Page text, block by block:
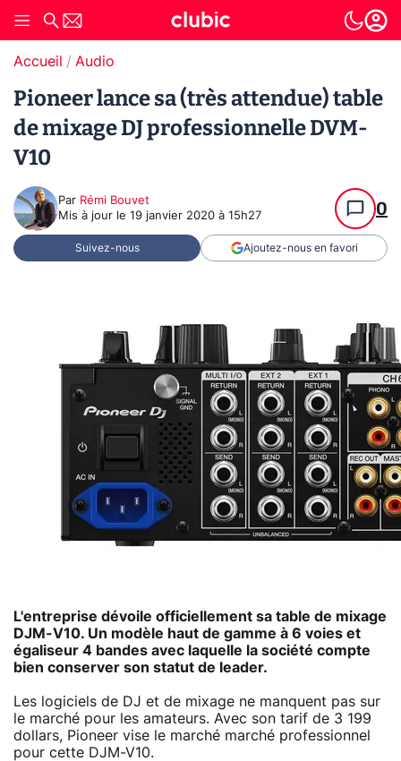
Accueil Audio
Pioneer lance sa (très attendue) table
de mixage DJ professionnelle DVM-
V10
Par Rémi Bouvet
Mis à jour le 19 janvier 2020 à 15h27 0
Suivez-nous Ajoutez-nous en favori
L'entreprise dévoile officiellement sa table de mixage
DJM-V10. Un modèle haut de gamme à 6 voies et
égaliseur 4 bandes avec laquelle la société compte
bien conserver son statut de leader.
Les logiciels de DJ et de mixage ne manquent pas sur
le marché pour les amateurs. Avec son tarif de 3 199
dollars, Pioneer vise le marché marché professionnel
pour cette DJM-V10.